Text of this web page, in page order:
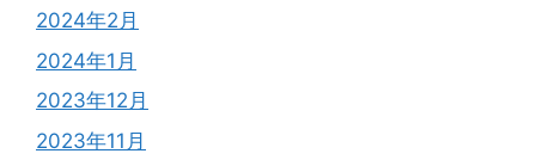
2024年2月
2024年1月
2023年12月
2023年11月